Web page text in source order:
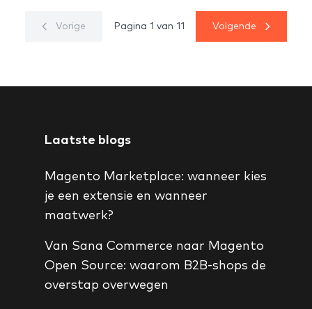
Vorige Pagina 1 van 11 Volgende
Laatste blogs
Magento Marketplace: wanneer kies
je een extensie en wanneer
maatwerk?
Van Sana Commerce naar Magento
Open Source: waarom B2B-shops de
overstap overwegen